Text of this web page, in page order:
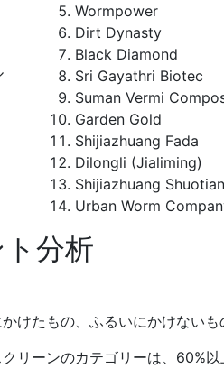
Wormpower
Dirt Dynasty
Black Diamond
Sri Gayathri Biotec
Suman Vermi
Garden Gold
Shijiazhuang Fada
Dilongli (Jialiming)
Shijiazhuang Shuotian
Urban Worm
分析
けたもの、ふるいにかけないも
リーンのカテゴリーは、60%